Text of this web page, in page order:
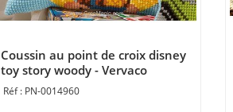
Coussin au point de croix disney
toy story woody - Vervaco
PN-0014960